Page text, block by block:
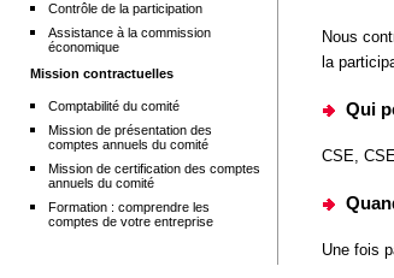
Contrôle de la participation
Assistance à la commission
économique
Mission contractuelles
Comptabilité du comité
Mission de présentation des
comptes annuels du comité
Mission de certification des comptes
annuels du comité
Formation : comprendre les
comptes de votre entreprise
Nous
la
Qui
CSE,
Une fois